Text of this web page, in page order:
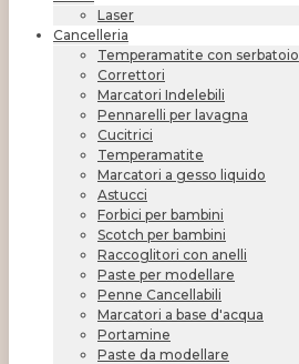
Laser
Cancelleria
Temperamatite con serbatoio
Correttori
Marcatori Indelebili
Pennarelli per lavagna
Cucitrici
Temperamatite
Marcatori a gesso liquido
Astucci
Forbici per bambini
Scotch per bambini
Raccoglitori con anelli
Paste per modellare
Penne Cancellabili
Marcatori a base d'acqua
Portamine
Paste da modellare